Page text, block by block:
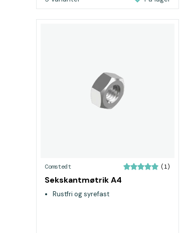
Comstedt (1)
Sekskantmøtrik A4
Rustfri og syrefast